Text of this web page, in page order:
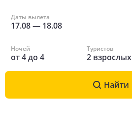
Даты вылета
17.08— 18.08
Ночей
от4до 4
Туристов
2 взрослых
Найти